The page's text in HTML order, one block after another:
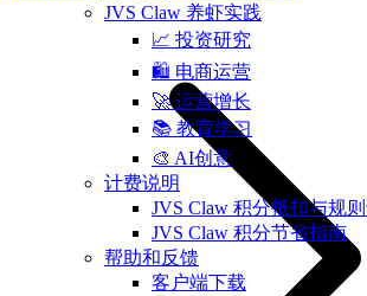
JVS Claw 养虾实践
📈 投资研究
🛍️ 电商运营
🚀 运营增长
📚 教育学习
🎨 AI创意
计费说明
JVS Claw 积分抵扣与规
JVS Claw 积分节省指南
帮助和反馈
客户端下载